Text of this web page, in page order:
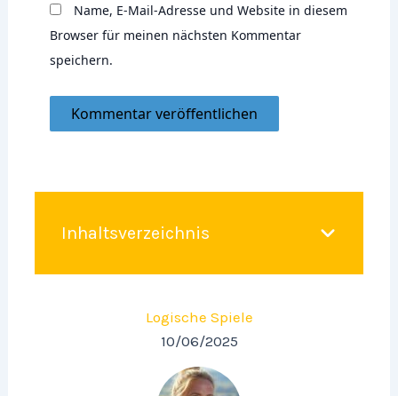
Name, E-Mail-Adresse und Website in diesem
Browser für meinen nächsten Kommentar
speichern.
Inhaltsverzeichnis
Logische Spiele
10/06/2025